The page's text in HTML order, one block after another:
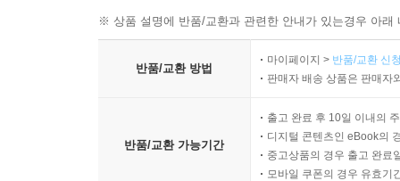
※ 상품 설명에 반품/교환과 관련한 안내가 있는경우 아
반품/교환 방법
마이페이지 > 반품/교환 신
판매자 배송 상품은 판매자
반품/교환 가능기간
출고 완료 후 10일 이내의
디지털 콘텐츠인 eBook의
중고상품의 경우 출고 완료
모바일 쿠폰의 경우 유효기